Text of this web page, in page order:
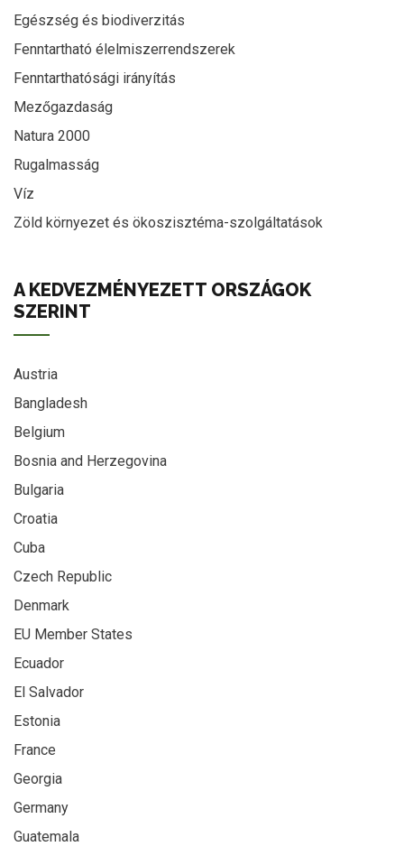
Egészség és biodiverzitás
Fenntartható élelmiszerrendszerek
Fenntarthatósági irányítás
Mezőgazdaság
Natura 2000
Rugalmasság
Víz
Zöld környezet és ökoszisztéma-szolgáltatások
A KEDVEZMÉNYEZETT ORSZÁGOK
SZERINT
Austria
Bangladesh
Belgium
Bosnia and Herzegovina
Bulgaria
Croatia
Cuba
Czech Republic
Denmark
EU Member States
Ecuador
El Salvador
Estonia
France
Georgia
Germany
Guatemala